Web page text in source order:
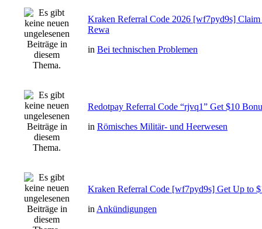
Kraken Referral Code 2026 [wf7pyd9s]
Rewa
in Bei technischen Problemen
Redotpay Referral Code “rjvq1” Get $10
in Römisches Militär- und Heerwesen
Kraken Referral Code [wf7pyd9s] Get Up to
in Ankündigungen